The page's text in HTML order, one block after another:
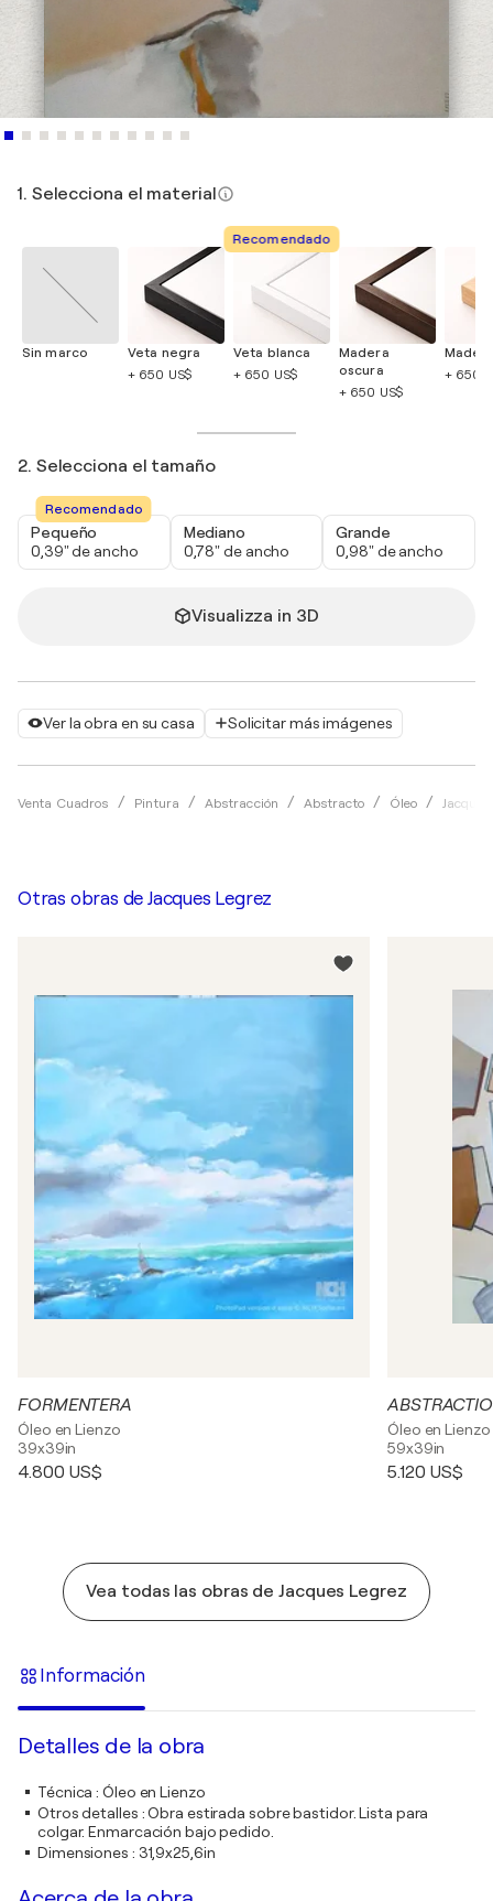
Ver la obra en su casa Solicitar más imágenes
Venta Cuadros Pintura Abstracción Abstracto Óleo
1. Selecciona el material
Sin marco
Veta negra
+ 650 US$
Recomendado
Veta blanca
+ 650 US$
Madera
oscura
+ 650 US$
+ 650
2. Selecciona el tamaño
Recomendado
Pequeño
0,39" de ancho
Mediano
0,78" de ancho
Grande
0,98" de ancho
Visualizza in 3D
Otras obras deJacques Legrez
FORMENTERA
Óleo en Lienzo
39x39in
4.800 US$
Óleo en Lienzo
59x39in
5.120 US$
Vea todas las obras de Jacques Legrez
Información
Detalles de la obra
Técnica :Óleo en Lienzo
Otros detalles :Obra estirada sobre bastidor. Lista para
colgar. Enmarcación bajo pedido.
Dimensiones : 31,9x25,6in